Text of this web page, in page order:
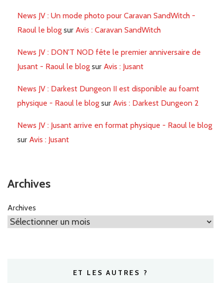
News JV : Un mode photo pour Caravan SandWitch -
Raoul le blog sur Avis : Caravan SandWitch
News JV : DON'T NOD fête le premier anniversaire de
Jusant - Raoul le blog sur Avis : Jusant
News JV : Darkest Dungeon II est disponible au foamt
physique - Raoul le blog sur Avis : Darkest Dungeon 2
News JV : Jusant arrive en format physique - Raoul le blog
sur Avis : Jusant
Archives
Archives
ET LES AUTRES ?